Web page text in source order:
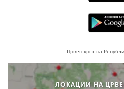
Црвен крст на
ЛОКАЦИИ НА